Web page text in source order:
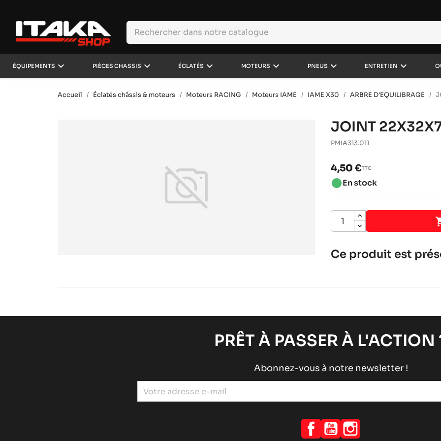
ÉQUIPEMENTS keyboard_arrow_down PIÈCES CHASSIS keyboard_arrow_down ÉCLATÉS keyboard_arrow_down MOTEURS keyboard_arrow_down PNEUS keyboard_arrow_down ENTRETIEN keyboard_arrow_down
Accueil Éclatés châssis & moteurs Moteurs RACING Moteurs IAME IAME X30 ARBRE D'EQUILIBRAGE
JOINT
PMIA313.011
4,50 €TTC
brightness_1En stock
Ce produit est
PRÊT À PASSER À L'ACTION
Abonnez-vous à notre newsletter !
Facebook
YouTube